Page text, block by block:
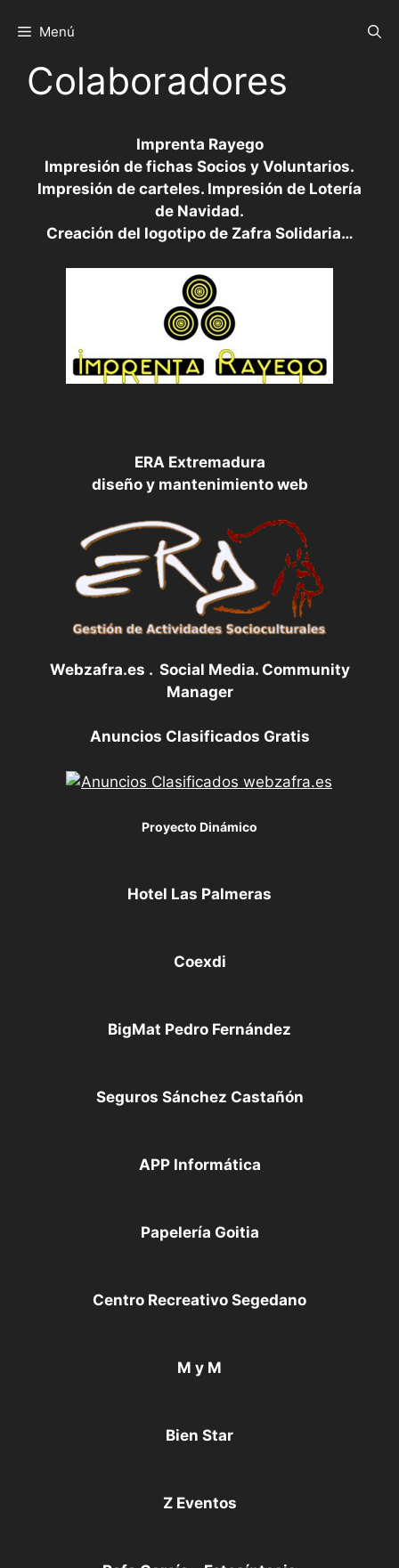
Menú
Colaboradores
Imprenta Rayego
Impresión de fichas Socios y Voluntarios.
Impresión de carteles. Impresión de Lotería
de Navidad.
Creación del logotipo de Zafra Solidaria…
ERA Extremadura
diseño y mantenimiento web
Webzafra.es . Social Media. Community
Manager
Anuncios Clasificados Gratis
Proyecto Dinámico
Hotel Las Palmeras
Coexdi
BigMat Pedro Fernández
Seguros Sánchez Castañón
APP Informática
Papelería Goitia
Centro Recreativo Segedano
M y M
Bien Star
Z Eventos